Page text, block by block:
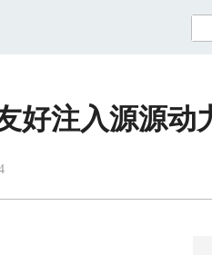
好注入源源动